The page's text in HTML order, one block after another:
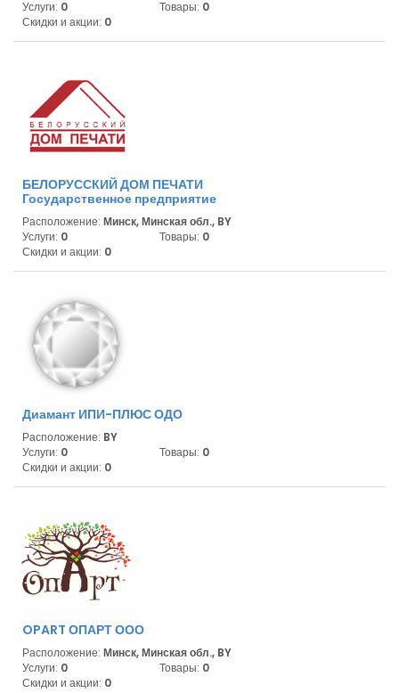
Услуги: 0 Товары: 0
Скидки и акции: 0
БЕЛОРУССКИЙ ДОМ ПЕЧАТИ
Государственное предприятие
Расположение: Минск, Минская обл., BY
Услуги: 0 Товары: 0
Скидки и акции: 0
Диамант ИПИ-ПЛЮС ОДО
Расположение: BY
Услуги: 0 Товары: 0
Скидки и акции: 0
OPART ОПАРТ ООО
Расположение: Минск, Минская обл., BY
Услуги: 0 Товары: 0
Скидки и акции: 0